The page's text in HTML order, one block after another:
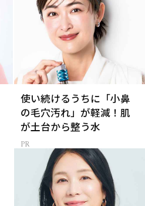
使い続けるうちに「小鼻
の毛穴汚れ」が軽減！肌
が土台から整う水